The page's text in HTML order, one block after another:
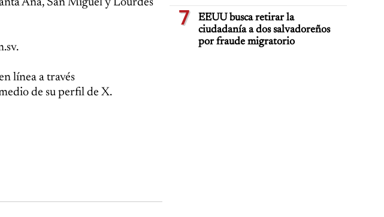
Ana, San Miguel y Lourdes
línea a través
de su perfil de X.
7
EEUU busca retirar la
ciudadanía a dos salvadoreños
por fraude migratorio